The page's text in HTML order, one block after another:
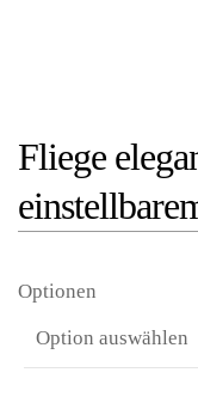
Fliege
Optionen